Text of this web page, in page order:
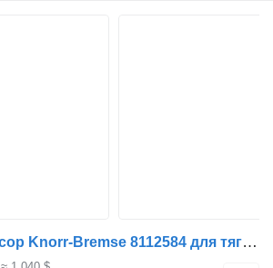
Пневмокомпрессор Knorr-Bremse 8112584 для тягача Volvo FH12-FH16